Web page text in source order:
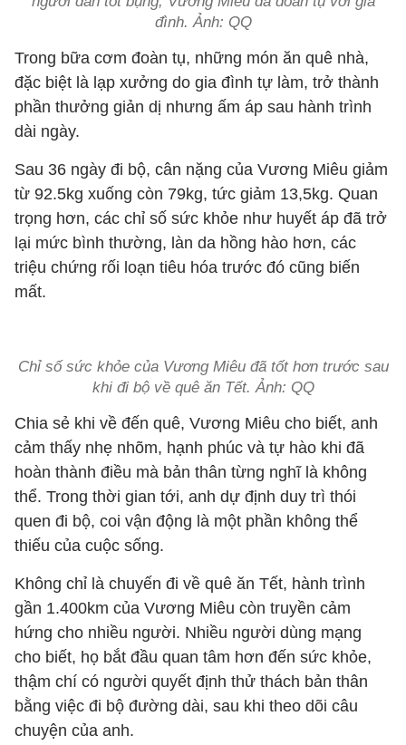
đình. Ảnh: QQ
Trong bữa cơm đoàn tụ, những món ăn quê nhà,
đặc biệt là lạp xưởng do gia đình tự làm, trở thành
phần thưởng giản dị nhưng ấm áp sau hành trình
dài ngày.
Sau 36 ngày đi bộ, cân nặng của Vương Miêu giảm
từ 92.5kg xuống còn 79kg, tức giảm 13,5kg. Quan
trọng hơn, các chỉ số sức khỏe như huyết áp đã trở
lại mức bình thường, làn da hồng hào hơn, các
triệu chứng rối loạn tiêu hóa trước đó cũng biến
mất.
Chỉ số sức khỏe của Vương Miêu đã tốt hơn trước sau
khi đi bộ về quê ăn Tết. Ảnh: QQ
Chia sẻ khi về đến quê, Vương Miêu cho biết, anh
cảm thấy nhẹ nhõm, hạnh phúc và tự hào khi đã
hoàn thành điều mà bản thân từng nghĩ là không
thể. Trong thời gian tới, anh dự định duy trì thói
quen đi bộ, coi vận động là một phần không thể
thiếu của cuộc sống.
Không chỉ là chuyến đi về quê ăn Tết, hành trình
gần 1.400km của Vương Miêu còn truyền cảm
hứng cho nhiều người. Nhiều người dùng mạng
cho biết, họ bắt đầu quan tâm hơn đến sức khỏe,
thậm chí có người quyết định thử thách bản thân
bằng việc đi bộ đường dài, sau khi theo dõi câu
chuyện của anh.